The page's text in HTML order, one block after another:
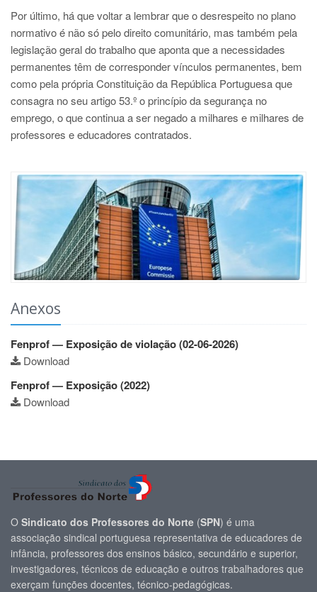
Por último, há que voltar a lembrar que o desrespeito no plano
normativo é não só pelo direito comunitário, mas também pela
legislação geral do trabalho que aponta que a necessidades
permanentes têm de corresponder vínculos permanentes, bem
como pela própria Constituição da República Portuguesa que
consagra no seu artigo 53.º o princípio da segurança no
emprego, o que continua a ser negado a milhares e milhares de
professores e educadores contratados.
Anexos
Fenprof — Exposição de violação (02-06-2026)
Download
Fenprof — Exposição (2022)
Download
O Sindicato dos Professores do Norte (SPN) é uma
associação sindical portuguesa representativa de educadores de
infância, professores dos ensinos básico, secundário e superior,
investigadores, técnicos de educação e outros trabalhadores que
exerçam funções docentes, técnico-pedagógicas.